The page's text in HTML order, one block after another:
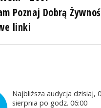
Poznaj Dobrą
linki
Najbliższa audycja dzisiaj,
sierpnia po godz. 06:00